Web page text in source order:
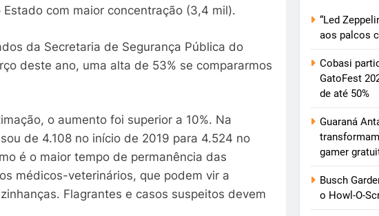
com maior concentração (3,4 mil).
da Secretaria de Segurança Pública do
deste ano, uma alta de 53% se compararmos
o aumento foi superior a 10%. Na
de 4.108 no início de 2019 para 4.524 no
é o maior tempo de permanência das
médicos-veterinários, que podem vir a
Flagrantes e casos suspeitos devem
“Led
aos palcos
Cobasi
GatoFest
de até 50%
Guaraná
gamer
Busch
o Howl-O-